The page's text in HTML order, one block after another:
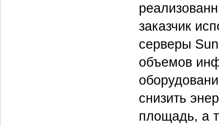
заказчик
серверы
объемов
снизить
площадь, а